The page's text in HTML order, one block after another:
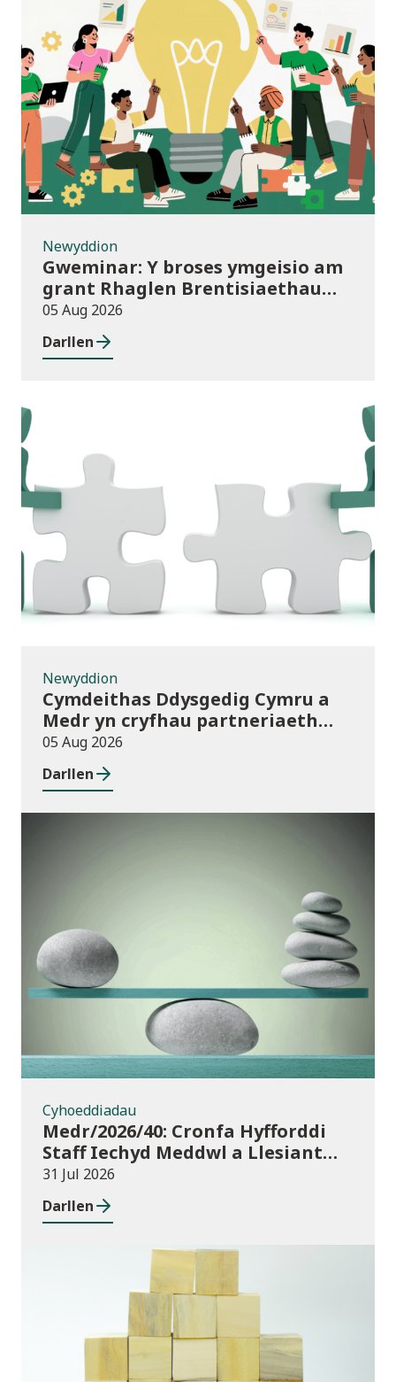
Newyddion
Newyddion
Gweminar: Y broses ymgeisio am
grant Rhaglen Brentisiaethau
Cymru newydd
05 Aug 2026
Darllen
Newyddion
Newyddion
Cymdeithas Ddysgedig Cymru a
Medr yn cryfhau partneriaeth
hirdymor
05 Aug 2026
Darllen
Cyhoeddiadau
Cyhoeddiadau
Medr/2026/40: Cronfa Hyfforddi
Staff Iechyd Meddwl a Llesiant
Dysgu Oedolion yn y Gymuned
31 Jul 2026
Darllen